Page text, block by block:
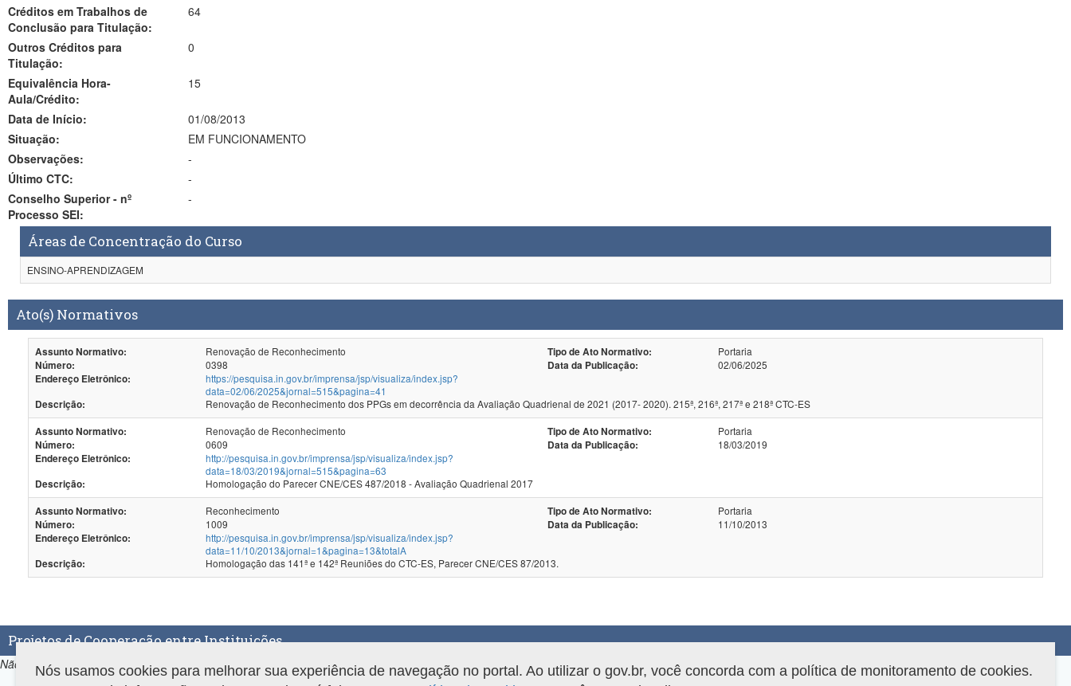
Créditos em Trabalhos de
Conclusão para Titulação:
64
Outros Créditos para
Titulação:
0
Equivalência Hora-
Aula/Crédito:
15
Data de Início:
01/08/2013
Situação:
EM FUNCIONAMENTO
Observações:
-
Último CTC:
-
Conselho Superior - nº
Processo SEI:
-
Áreas de Concentração do Curso
ENSINO-APRENDIZAGEM
Ato(s) Normativos
Assunto Normativo: Renovação de Reconhecimento Tipo de Ato Normativo:
Portaria
Número:
0398 Data da Publicação:
02/06/2025
Endereço Eletrônico:
https://pesquisa.in.gov.br/imprensa/jsp/visualiza/index.jsp?
data=02/06/2025&jornal=515&pagina=41
Descrição:
Renovação de Reconhecimento dos PPGs em decorrência da Avaliação Quadrienal de 2021 (2017- 2020). 215ª, 216ª, 217ª e 218ª CTC-ES
Assunto Normativo: Renovação de Reconhecimento Tipo de Ato Normativo:
Portaria
Número:
0609 Data da Publicação:
18/03/2019
Endereço Eletrônico:
http://pesquisa.in.gov.br/imprensa/jsp/visualiza/index.jsp?
data=18/03/2019&jornal=515&pagina=63
Descrição:
Homologação do Parecer CNE/CES 487/2018 - Avaliação Quadrienal 2017
Assunto Normativo: Reconhecimento Tipo de Ato Normativo:
Portaria
Número:
1009 Data da Publicação:
11/10/2013
Endereço Eletrônico:
http://pesquisa.in.gov.br/imprensa/jsp/visualiza/index.jsp?
data=11/10/2013&jornal=1&pagina=13&totalA
Descrição:
Homologação das 141ª e 142ª Reuniões do CTC-ES, Parecer CNE/CES 87/2013.
Projetos de Cooperação entre Instituições
Não há projetos de Cooperação entre Instituições associados ao programa.
Nós usamos cookies para melhorar sua experiência de navegação no portal. Ao utilizar o gov.br, você concorda com a política de monitoramento de cookies.